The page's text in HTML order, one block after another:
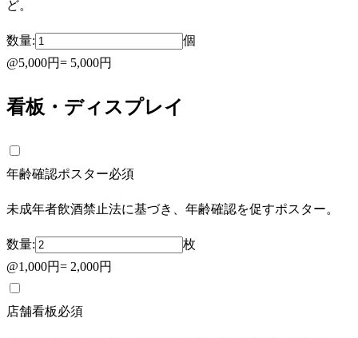
ど。
数量:
個
@5,000円= 5,000円
看板・ディスプレイ
年齢確認ポスター必須
未成年者飲酒禁止法に基づき、年齢確認を促すポスター。
数量:
枚
@1,000円= 2,000円
店舗看板必須